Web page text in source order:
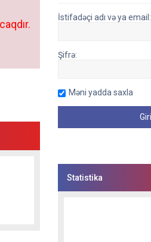
İstifadəçi adı və ya email:
Şifrə:
Məni yadda saxla
Statistika